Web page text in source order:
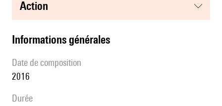
action
informations générales
date de composition
2016
durée